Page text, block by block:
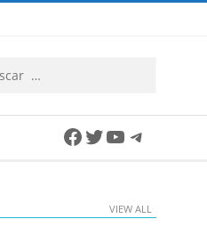
Facebook
Twitter
YouTube
VIEW ALL